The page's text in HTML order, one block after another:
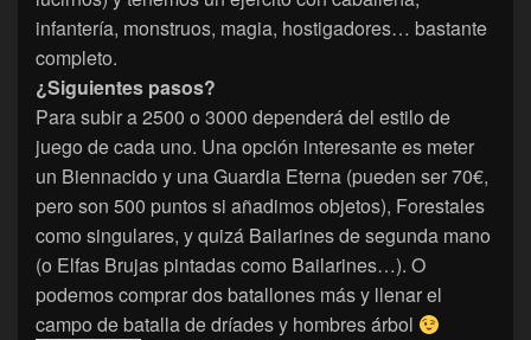
infantería, monstruos, magia, hostigadores… bastante
completo.
¿Siguientes pasos?
Para subir a 2500 o 3000 dependerá del estilo de
juego de cada uno. Una opción interesante es meter
un Biennacido y una Guardia Eterna (pueden ser 70€,
pero son 500 puntos si añadimos objetos), Forestales
como singulares, y quizá Bailarines de segunda mano
(o Elfas Brujas pintadas como Bailarines…). O
podemos comprar dos batallones más y llenar el
campo de batalla de dríades y hombres árbol